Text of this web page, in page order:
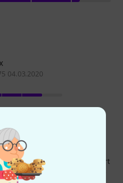
04.03.2020
Modellflugverein gekauft. Dort
der wir die komplette Länge